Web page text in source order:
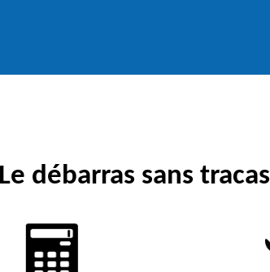
débarras sans tracas